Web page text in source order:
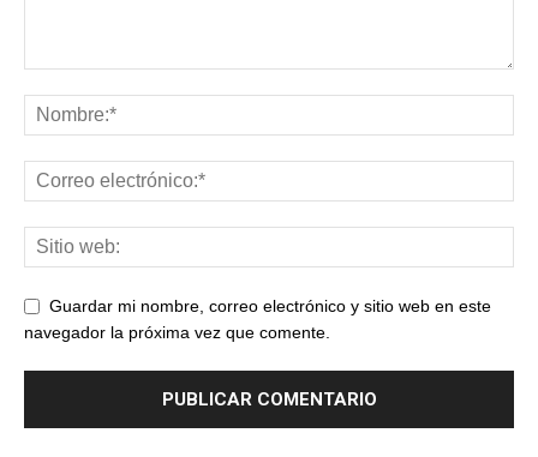
Guardar mi nombre, correo electrónico y sitio web en este
navegador la próxima vez que comente.